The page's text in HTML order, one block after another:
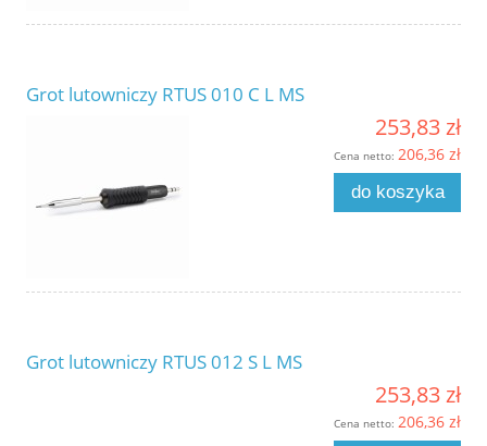
Grot lutowniczy RTUS 010 C L MS
253,83 zł
Cena netto: 206,36 zł
do koszyka
Grot lutowniczy RTUS 012 S L MS
253,83 zł
Cena netto: 206,36 zł